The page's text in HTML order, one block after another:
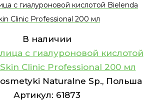
с гиалуроновой кислотой Bielenda
Clinic Professional 200 мл
В наличии
с гиалуроновой кислотой
Clinic Professional 200 мл
Naturalne Sp., Польша
Артикул: 61873